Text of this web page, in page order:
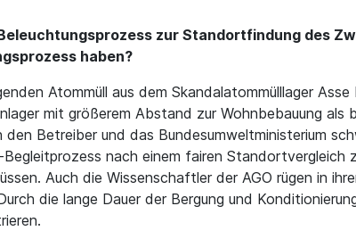
zur Standortfindung des
haben?
Atommüll aus dem Skandalatommülllager Asse
mit größerem Abstand zur Wohnbebauung als
Betreiber und das Bundesumweltministerium
nach einem fairen Standortvergleich
Auch die Wissenschaftler der AGO rügen in
die lange Dauer der Bergung und